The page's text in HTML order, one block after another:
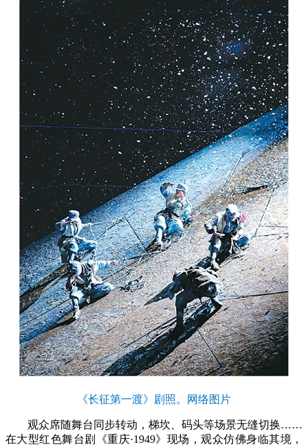
《长征第一渡》剧照。网络图片
观众席随舞台同步转动，梯坎、码头等场景无缝切换……
在大型红色舞台剧《重庆·1949》现场，观众仿佛身临其境，